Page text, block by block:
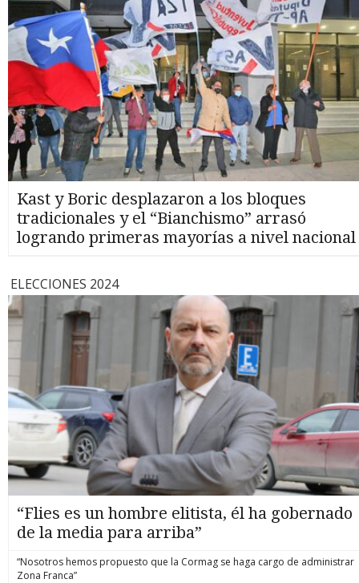
Kast y Boric desplazaron a los bloques
tradicionales y el “Bianchismo” arrasó
logrando primeras mayorías a nivel nacional
ELECCIONES 2024
“Flies es un hombre elitista, él ha gobernado
de la media para arriba”
“Nosotros hemos propuesto que la Cormag se haga cargo de administrar
Zona Franca”